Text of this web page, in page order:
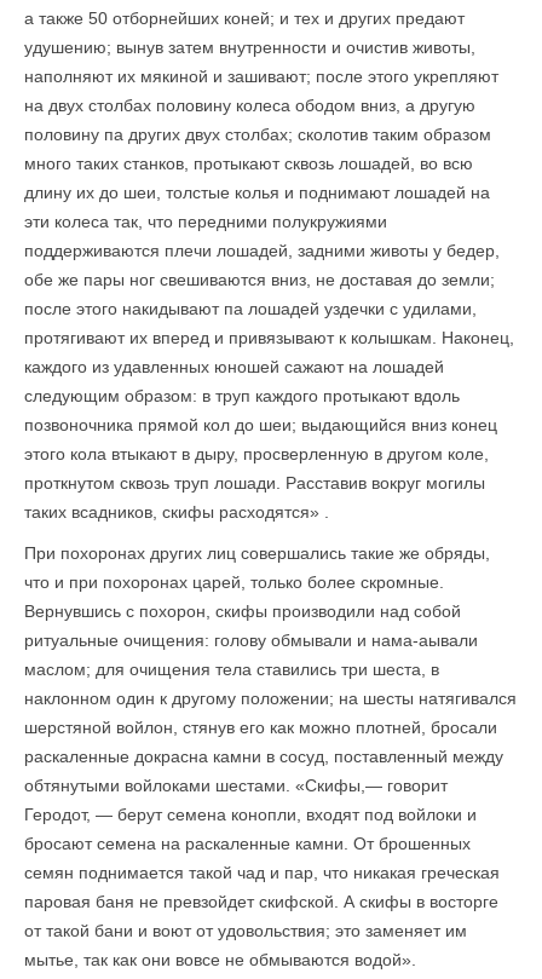
а так­же 50 отборнейших коней; и тех и других предают
удушению; вынув затем внутренности и очистив животы,
наполняют их мякиной и зашивают; после этого укрепляют
на двух столбах половину колеса ободом вниз, а другую
половину па других двух столбах; сколотив таким образом
много таких станков, протыкают сквозь лошадей, во всю
длину их до шеи, толстые колья и поднимают лошадей на
эти колеса так, что передними полукружиями
поддерживаются плечи лошадей, задними животы у бедер,
обе же пары ног свешиваются вниз, не доставая до земли;
после этого накидывают па лошадей уздечки с удилами,
протягивают их вперед и привязывают к колышкам. Наконец,
каждого из удавленных юношей сажают на лошадей
следующим образом: в труп каждого протыкают вдоль
позвоночника прямой кол до шеи; выдающийся вниз конец
этого кола втыкают в дыру, просверленную в другом коле,
проткнутом сквозь труп лошади. Расставив вокруг могилы
таких всадников, скифы расходятся» .
При похоронах других лиц совершались такие же обряды,
что и при похоронах царей, только более скромные.
Вернувшись с похорон, скифы производили над собой
ритуальные очищения: голову обмывали и нама-аывали
маслом; для очищения тела ставились три шеста, в
наклонном один к другому положении; на шесты натягивался
шерстяной войлон, стянув его как можно плотней, бросали
раскаленные докрасна камни в сосуд, поставленный между
обтянутыми войлоками шестами. «Скифы,— говорит
Геродот, — берут семена конопли, входят под войлоки и
бросают семена на раскаленные камни. От брошенных
семян поднимается такой чад и пар, что никакая греческая
паровая баня не превзойдет скифской. А скифы в восторге
от такой бани и воют от удовольствия; это заменяет им
мытье, так как они вовсе не обмываются водой».